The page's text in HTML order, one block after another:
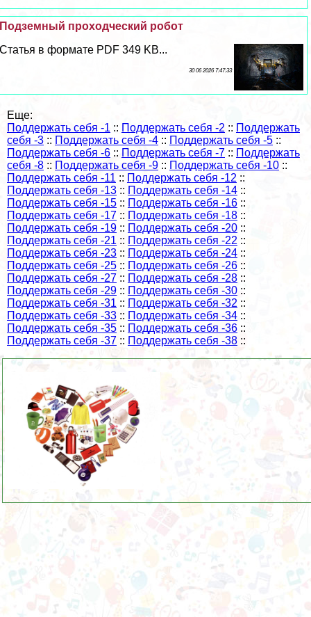
Подземный проходческий робот
Статья в формате PDF 349 KB...
30 06 2026 7:47:33
Еще:
Поддержать себя -1 :: Поддержать себя -2 :: Поддержать
себя -3 :: Поддержать себя -4 :: Поддержать себя -5 ::
Поддержать себя -6 :: Поддержать себя -7 :: Поддержать
себя -8 :: Поддержать себя -9 :: Поддержать себя -10 ::
Поддержать себя -11 :: Поддержать себя -12 ::
Поддержать себя -13 :: Поддержать себя -14 ::
Поддержать себя -15 :: Поддержать себя -16 ::
Поддержать себя -17 :: Поддержать себя -18 ::
Поддержать себя -19 :: Поддержать себя -20 ::
Поддержать себя -21 :: Поддержать себя -22 ::
Поддержать себя -23 :: Поддержать себя -24 ::
Поддержать себя -25 :: Поддержать себя -26 ::
Поддержать себя -27 :: Поддержать себя -28 ::
Поддержать себя -29 :: Поддержать себя -30 ::
Поддержать себя -31 :: Поддержать себя -32 ::
Поддержать себя -33 :: Поддержать себя -34 ::
Поддержать себя -35 :: Поддержать себя -36 ::
Поддержать себя -37 :: Поддержать себя -38 ::